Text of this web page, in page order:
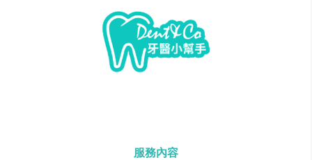
服務內容